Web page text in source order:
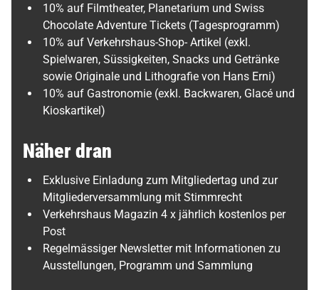
10% auf Filmtheater, Planetarium und Swiss
Chocolate Adventure Tickets (Tagesprogramm)
10% auf Verkehrshaus-Shop- Artikel (exkl.
Spielwaren, Süssigkeiten, Snacks und Getränke
sowie Originale und Lithografie von Hans Erni)
10% auf Gastronomie (exkl. Backwaren, Glacé und
Kioskartikel)
Näher dran
Exklusive Einladung zum Mitgliedertag und zur
Mitgliederversammlung mit Stimmrecht
Verkehrshaus Magazin 4 x jährlich kostenlos per
Post
Regelmässiger Newsletter mit Informationen zu
Ausstellungen, Programm und Sammlung